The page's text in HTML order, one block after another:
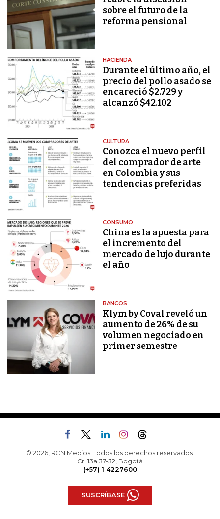
sobre el futuro de la
reforma pensional
HACIENDA
Durante el último año, el
precio del pollo asado se
encareció $2.729 y
alcanzó $42.102
CULTURA
Conozca el nuevo perfil
del comprador de arte
en Colombia y sus
tendencias preferidas
CONSUMO
China es la apuesta para
el incremento del
mercado de lujo durante
el año
BANCOS
Klym by Coval reveló un
aumento de 26% de su
volumen negociado en
primer semestre
© 2026, RCN Medios. Todos los derechos reservados.
Cr. 13a 37-32, Bogotá
(+57) 1 4227600
SUSCRÍBASE